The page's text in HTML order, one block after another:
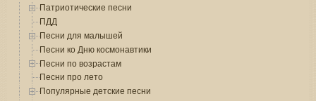
Патриотические песни
ПДД
Песни для малышей
Песни ко Дню космонавтики
Песни по возрастам
Песни про лето
Популярные детские песни